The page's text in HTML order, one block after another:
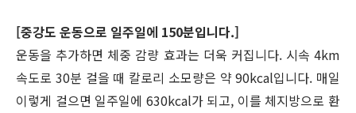
[중강도 운동으로 일주일에 150분입니다.]
운동을 추가하면 체중 감량 효과는 더욱 커집니다. 시속 4km
속도로 30분 걸을 때 칼로리 소모량은 약 90kcal입니다. 매일
이렇게 걸으면 일주일에 630kcal가 되고, 이를 체지방으로 환